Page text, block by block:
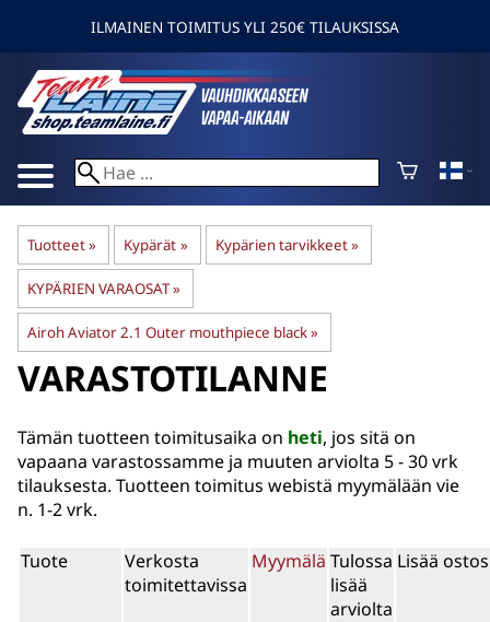
ILMAINEN TOIMITUS YLI 250€ TILAUKSISSA
Tuotteet‪» Kypärät ‪» Kypärien tarvikkeet‪»
KYPÄRIEN VARAOSAT‪»
Airoh Aviator 2.1 Outer mouthpiece black‪»
VARASTOTILANNE
Tämän tuotteen toimitusaika on heti, jos sitä on
vapaana varastossamme ja muuten arviolta 5 - 30 vrk
tilauksesta. Tuotteen toimitus webistä myymälään vie
n. 1-2 vrk.
Tuote
Verkosta
toimitettavissa
Myymälä Tulossa
lisää
arviolta
Lisää